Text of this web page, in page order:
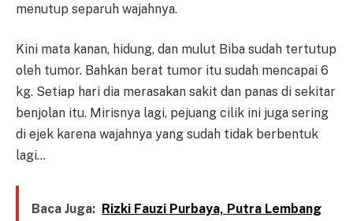
menutup separuh wajahnya.
Kini mata kanan, hidung, dan mulut Biba sudah tertutup
oleh tumor. Bahkan berat tumor itu sudah mencapai 6
kg. Setiap hari dia merasakan sakit dan panas di sekitar
benjolan itu. Mirisnya lagi, pejuang cilik ini juga sering
di ejek karena wajahnya yang sudah tidak berbentuk
lagi…
Baca Juga: Rizki Fauzi Purbaya, Putra Lembang